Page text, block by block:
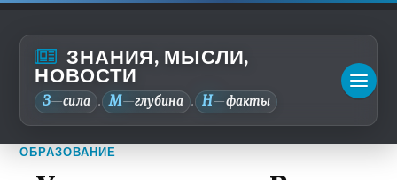
ЗНАНИЯ, МЫСЛИ,
НОВОСТИ
З—сила . М—глубина . Н—факты
ОБРАЗОВАНИЕ